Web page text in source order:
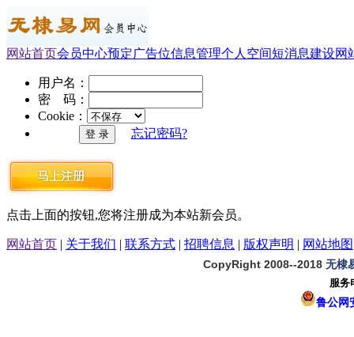
网站首页会员中心预定广告位信息管理个人空间短消息建设网
用户名：
密 码：
Cookie：
忘记密码?
点击上面的按钮,您将注册成为本站新会员。
网站首页 | 关于我们 | 联系方式 | 招聘信息 | 版权声明 | 网站地图
CopyRight 2008--2018 无棣
服务
鲁公网